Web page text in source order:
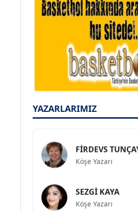
YAZARLARIMIZ
A. BAHRİ
Köşe Yazarı
Köşe Yazarı
Köşe Yazarı
Köşe Yazarı